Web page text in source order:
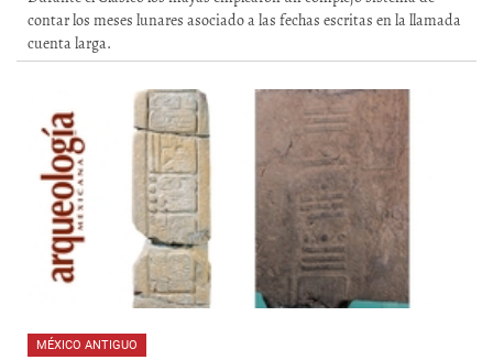
contar los meses lunares asociado a las fechas escritas en la llamada
cuenta larga.
MÉXICO ANTIGUO